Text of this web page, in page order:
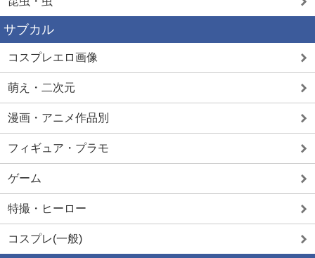
サブカル
コスプレエロ画像
萌え・二次元
漫画・アニメ作品別
フィギュア・プラモ
ゲーム
特撮・ヒーロー
コスプレ(一般)